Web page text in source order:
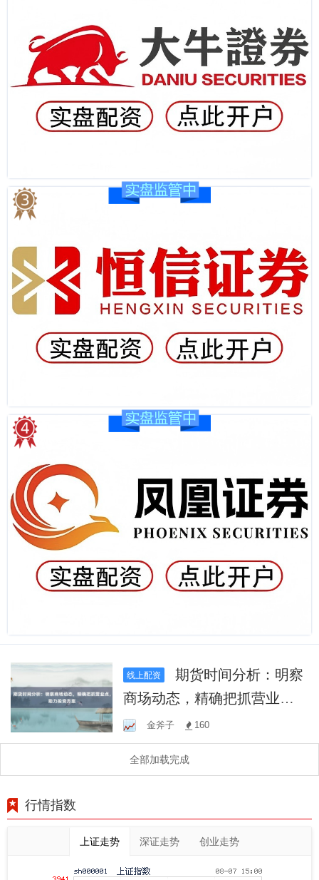
线上配资
期货时间分析：明察
商场动态，精确把抓营业
点，助力投资方案
金斧子 160
全部加载完成
行情指数
上证走势 深证走势 创业走势